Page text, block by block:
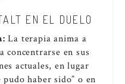
EN EL DUELO
La terapia anima a
concentrarse en sus
actuales, en lugar
haber sido” o en